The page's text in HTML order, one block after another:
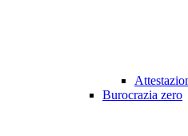
Burocrazia zero